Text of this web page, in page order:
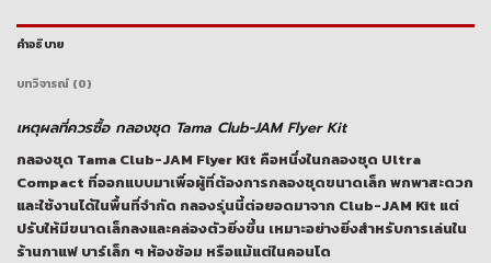
คำอธิบาย
บทวิจารณ์ (0)
เหตุผลที่ควรซื้อ กลองชุด Tama Club-JAM Flyer Kit
กลองชุด Tama Club-JAM Flyer Kit คือหนึ่งในกลองชุด Ultra
Compact ที่ออกแบบมาเพื่อผู้ที่ต้องการกลองชุดขนาดเล็ก พกพาสะดวก
และใช้งานได้ในพื้นที่จำกัด กลองรุ่นนี้ต่อยอดมาจาก Club-JAM Kit แต่
ปรับให้มีขนาดเล็กลงและคล่องตัวยิ่งขึ้น เหมาะอย่างยิ่งสำหรับการเล่นใน
ร้านกาแฟ บาร์เล็ก ๆ ห้องซ้อม หรือแม้แต่ในคอนโด